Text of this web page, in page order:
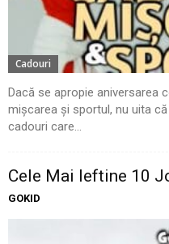
Cadouri
Dacă se apropie aniversarea
mișcarea și sportul, nu uita
cadouri care...
Cele Mai Ieftine 10
GOKID